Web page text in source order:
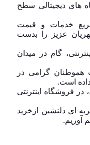
های دیجیتالی سطح
خدمات و قیمت
عزیز را بدست
گام در میدان
هموطنان گرامی در
است.
فروشگاه اینترنتی
ای دلنشین ازخرید
آوریم.